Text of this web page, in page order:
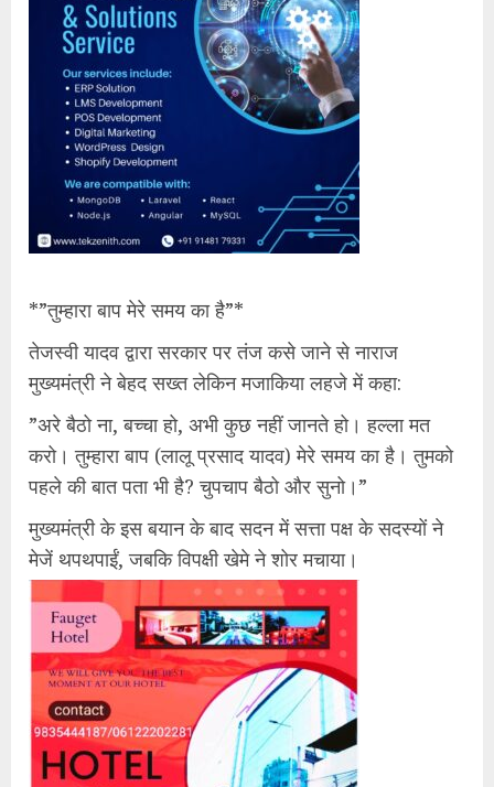
*​”तुम्हारा बाप मेरे समय का है”*
​तेजस्वी यादव द्वारा सरकार पर तंज कसे जाने से नाराज
मुख्यमंत्री ने बेहद सख्त लेकिन मजाकिया लहजे में कहा:
​”अरे बैठो ना, बच्चा हो, अभी कुछ नहीं जानते हो। हल्ला मत
करो। तुम्हारा बाप (लालू प्रसाद यादव) मेरे समय का है। तुमको
पहले की बात पता भी है? चुपचाप बैठो और सुनो।”
​मुख्यमंत्री के इस बयान के बाद सदन में सत्ता पक्ष के सदस्यों ने
मेजें थपथपाईं, जबकि विपक्षी खेमे ने शोर मचाया।